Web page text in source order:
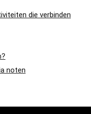
die verbinden
noten